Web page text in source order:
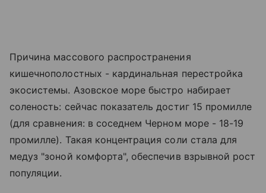
Причина массового распространения
кишечнополостных - кардинальная перестройка
экосистемы. Азовское море быстро набирает
соленость: сейчас показатель достиг 15 промилле
(для сравнения: в соседнем Черном море - 18-19
промилле). Такая концентрация соли стала для
медуз "зоной комфорта", обеспечив взрывной рост
популяции.